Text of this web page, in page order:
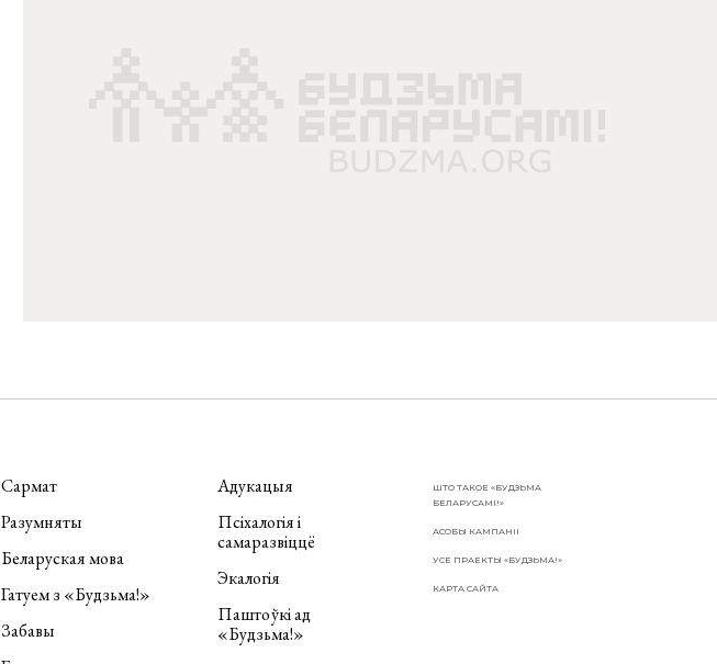
Сармат
Разумняты
Беларуская мова
Гатуем з «Будзьма!»
Забавы
Адукацыя
Псіхалогія і
самаразвіццё
Экалогія
Паштоўкі ад
«Будзьма!»
ШТО ТАКОЕ «БУДЗЬМА
БЕЛАРУСАМІ!»
АСОБЫ КАМПАНІІ
УСЕ ПРАЕКТЫ «БУДЗЬМА!»
КАРТА САЙТА